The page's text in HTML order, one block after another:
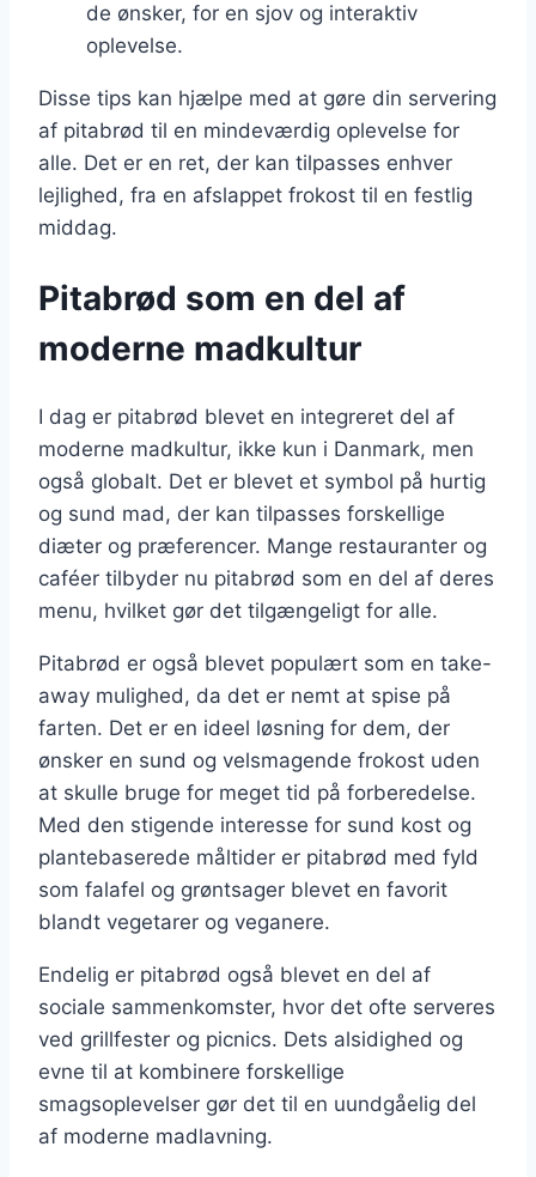
de ønsker, for en sjov og interaktiv
oplevelse.
Disse tips kan hjælpe med at gøre din servering
af pitabrød til en mindeværdig oplevelse for
alle. Det er en ret, der kan tilpasses enhver
lejlighed, fra en afslappet frokost til en festlig
middag.
Pitabrød som en del af
moderne madkultur
I dag er pitabrød blevet en integreret del af
moderne madkultur, ikke kun i Danmark, men
også globalt. Det er blevet et symbol på hurtig
og sund mad, der kan tilpasses forskellige
diæter og præferencer. Mange restauranter og
caféer tilbyder nu pitabrød som en del af deres
menu, hvilket gør det tilgængeligt for alle.
Pitabrød er også blevet populært som en take-
away mulighed, da det er nemt at spise på
farten. Det er en ideel løsning for dem, der
ønsker en sund og velsmagende frokost uden
at skulle bruge for meget tid på forberedelse.
Med den stigende interesse for sund kost og
plantebaserede måltider er pitabrød med fyld
som falafel og grøntsager blevet en favorit
blandt vegetarer og veganere.
Endelig er pitabrød også blevet en del af
sociale sammenkomster, hvor det ofte serveres
ved grillfester og picnics. Dets alsidighed og
evne til at kombinere forskellige
smagsoplevelser gør det til en uundgåelig del
af moderne madlavning.